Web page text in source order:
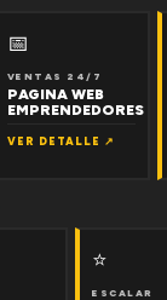
📅
VENTAS 24/7
PAGINA WEB
EMPRENDEDORES
VER DETALLE ↗
⭐
ESCALAR